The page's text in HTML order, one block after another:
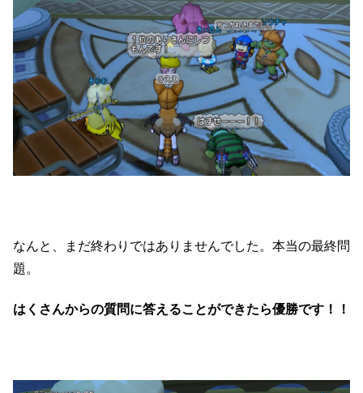
なんと、まだ終わりではありませんでした。本当の最終問
題。
はくさんからの質問に答えることができたら優勝です！！